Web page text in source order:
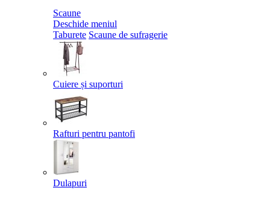
Scaune
Deschide meniul
Taburete Scaune de sufragerie
Cuiere și suporturi
Rafturi pentru pantofi
Dulapuri